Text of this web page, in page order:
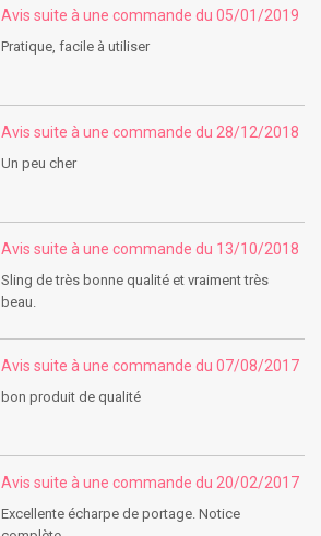
Avis suite à une commande du 05/01/2019
Pratique, facile à utiliser
Avis suite à une commande du 28/12/2018
Un peu cher
Avis suite à une commande du 13/10/2018
Sling de très bonne qualité et vraiment très
beau.
Avis suite à une commande du 07/08/2017
bon produit de qualité
Avis suite à une commande du 20/02/2017
Excellente écharpe de portage. Notice